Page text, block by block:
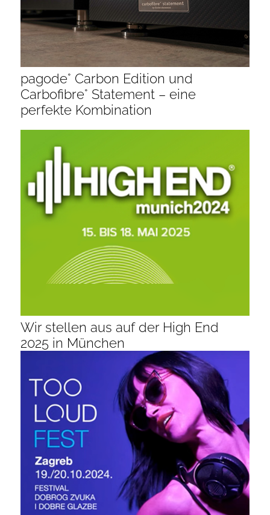
pagode° Carbon Edition und
Carbofibre° Statement – eine
perfekte Kombination
Wir stellen aus auf der High End
2025 in München